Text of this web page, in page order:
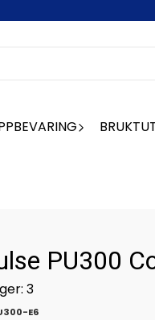
PU300
: 3
E6